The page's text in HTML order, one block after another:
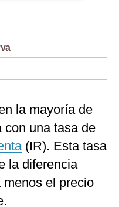
la mayoría de
con una tasa de
(IR). Esta tasa
la diferencia
el precio